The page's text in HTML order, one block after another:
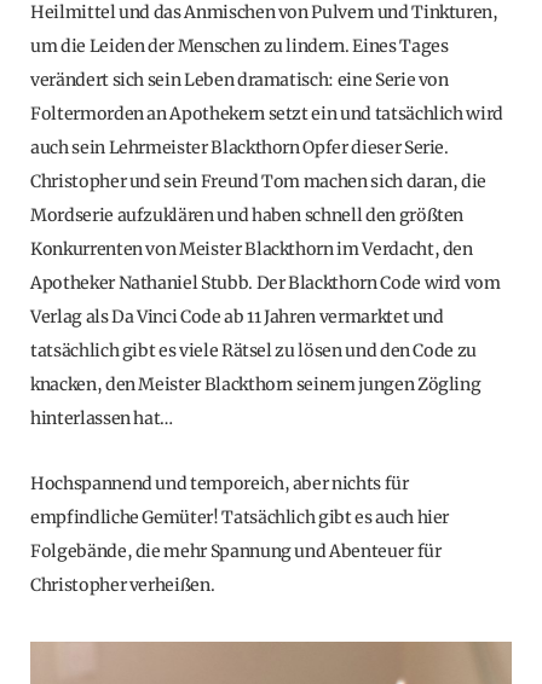
Heilmittel und das Anmischen von Pulvern und Tinkturen,
um die Leiden der Menschen zu lindern. Eines Tages
verändert sich sein Leben dramatisch: eine Serie von
Foltermorden an Apothekern setzt ein und tatsächlich wird
auch sein Lehrmeister Blackthorn Opfer dieser Serie.
Christopher und sein Freund Tom machen sich daran, die
Mordserie aufzuklären und haben schnell den größten
Konkurrenten von Meister Blackthorn im Verdacht, den
Apotheker Nathaniel Stubb. Der Blackthorn Code wird vom
Verlag als Da Vinci Code ab 11 Jahren vermarktet und
tatsächlich gibt es viele Rätsel zu lösen und den Code zu
knacken, den Meister Blackthorn seinem jungen Zögling
hinterlassen hat…
Hochspannend und temporeich, aber nichts für
empfindliche Gemüter! Tatsächlich gibt es auch hier
Folgebände, die mehr Spannung und Abenteuer für
Christopher verheißen.